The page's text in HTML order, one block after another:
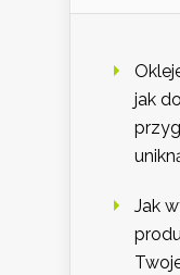
jak
Jak